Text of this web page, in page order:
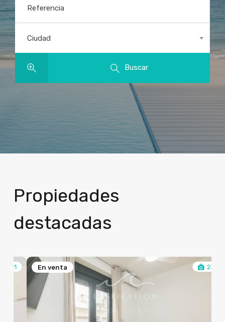
Referencia
Ciudad
Todas las ubicaciones
Buscar
Propiedades
destacadas
En venta 23